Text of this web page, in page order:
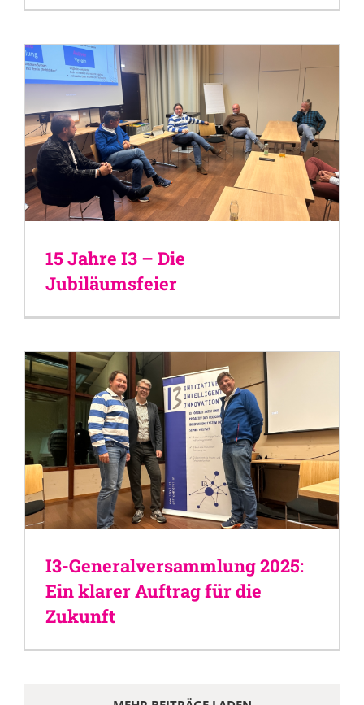
15 Jahre I3 – Die
Jubiläumsfeier
I3-Generalversammlung 2025:
Ein klarer Auftrag für die
Zukunft